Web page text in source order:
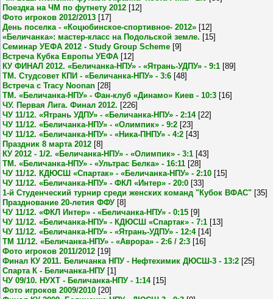
Поездка на ЧМ по футнету 2012 [12]
Фото игроков 2012/2013 [17]
День поселка - «Коцюбинское-спортивное- 2012» [12]
«Беличанка»: мастер-класс на Подольской земле. [15]
Семинар УЕФА 2012 - Study Group Scheme [9]
Встреча Кубка Европы УЕФА [12]
КУ ФИНАЛ 2012. «Беличанка-НПУ» - «Ятрань-УДПУ» - 9:1 [89]
ТМ. Студсовет КПИ - «Беличанка-НПУ» - 3:6 [48]
Встреча с Tracy Noonan [28]
ТМ. «Беличанка-НПУ» - Фан-клуб «Динамо» Киев - 10:3 [16]
ЧУ. Первая Лига. Финал 2012. [226]
ЧУ 11/12. «Ятрань УДПУ» - «Беличанка-НПУ» - 2:14 [22]
ЧУ 11/12. «Беличанка-НПУ» - «Олимпик» - 9:2 [23]
ЧУ 11/12. «Беличанка-НПУ» - «Ника-ПНПУ» - 4:2 [43]
Праздник 8 марта 2012 [8]
КУ 2012 - 1/2. «Беличанка-НПУ» - «Олимпик» - 3:1 [43]
ТМ. «Беличанка-НПУ» - «Ультрас Белка» - 16:11 [28]
ЧУ 11/12. КДЮСШ «Спартак» - «Беличанка-НПУ» - 2:10 [15]
ЧУ 11/12. «Беличанка-НПУ» - ФКЛ «Интер» - 20:0 [33]
1-й Студенческий турнир среди женских команд "Кубок ВФАС" [35]
Празднование 20-летия ФФУ [8]
ЧУ 11/12. «ФКЛ Интер» - «Беличанка-НПУ» - 0:15 [9]
ЧУ 11/12. «Беличанка-НПУ» - КДЮСШ «Спартак» - 7:1 [13]
ЧУ 11/12. «Беличанка-НПУ» - «Ятрань-УДПУ» - 12:4 [14]
ТМ 11/12. «Беличанка-НПУ» - «Аврора» - 2:6 / 2:3 [16]
Фото игроков 2011/2012 [19]
Финал КУ 2011. Беличанка НПУ - Нефтехимик ДЮСШ-3 - 13:2 [25]
Спарта К - Беличанка-НПУ [1]
ЧУ 09/10. НУХТ - Беличанка-НПУ - 1:14 [15]
Фото игроков 2009/2010 [20]